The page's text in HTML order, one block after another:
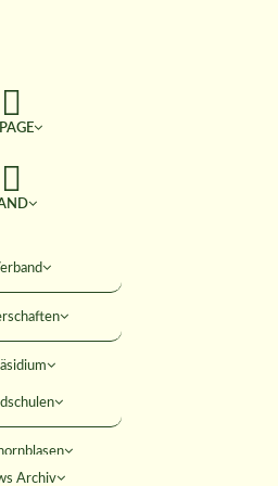
Archiv